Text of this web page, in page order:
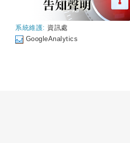
系統維護: 資訊處
GoogleAnalytics